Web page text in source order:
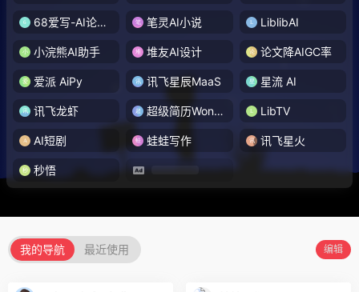
68爱写-AI论文写作 笔灵AI小说 LiblibAI
小浣熊AI助手 堆友AI设计 论文降AIGC率
爱派 AiPy 讯飞星辰MaaS 星流 AI
讯飞龙虾 超级简历WonderCV LibTV
AI短剧 蛙蛙写作 讯飞星火
秒悟
我的导航 最近使用 编辑